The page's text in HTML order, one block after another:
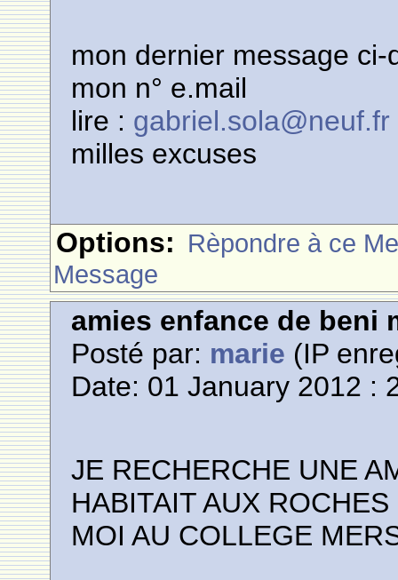
mon dernier message
mon n° e.mail
lire : gabriel.sola@neuf.fr
milles excuses
Options: Rèpondre à ce
Message
amies enfance de beni
Posté par: marie (IP
Date: 01 January 2012 :
JE RECHERCHE UNE
HABITAIT AUX
MOI AU COLLEGE